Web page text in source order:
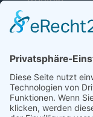
Telefon: +49 (0)